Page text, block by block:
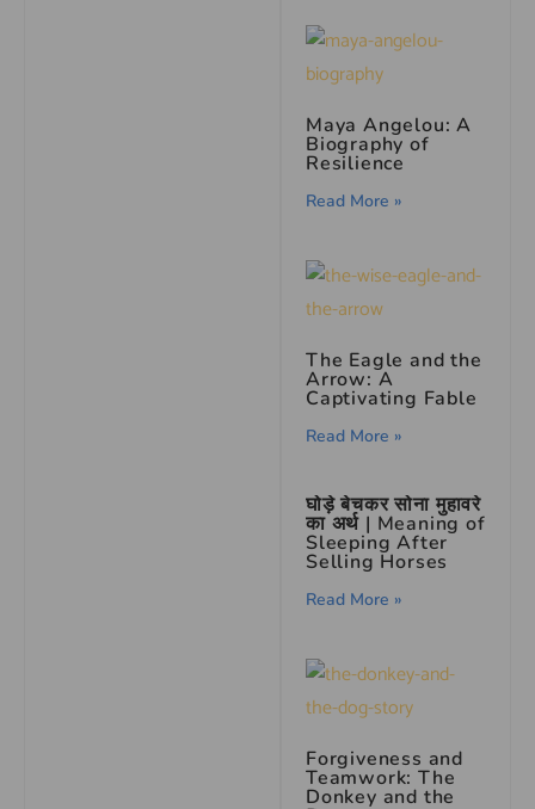
Maya Angelou: A
Biography of
Resilience
Read More »
The Eagle and the
Arrow: A
Captivating Fable
Read More »
घोड़े बेचकर सोना मुहावरे
का अर्थ | Meaning of
Sleeping After
Selling Horses
Read More »
Forgiveness and
Teamwork: The
Donkey and the